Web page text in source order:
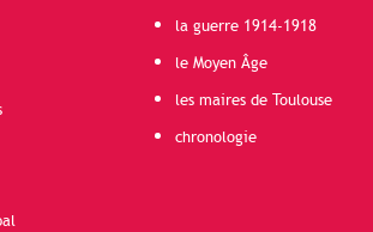
la guerre 1914-1918
le Moyen Âge
les maires de Toulouse
chronologie